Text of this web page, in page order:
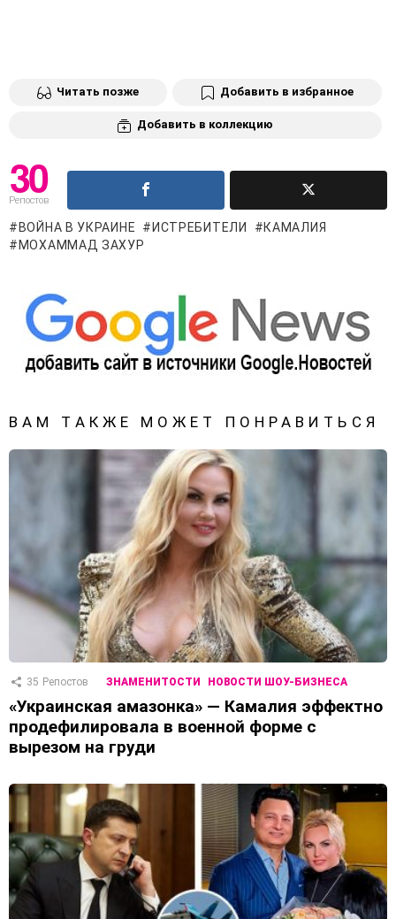
Читать позже Добавить в избранное
Добавить в коллекцию
30
Репостов
ВОЙНА В УКРАИНЕ ИСТРЕБИТЕЛИ
КАМАЛИЯ
МОХАММАД ЗАХУР
ВАМ ТАКЖЕ МОЖЕТ ПОНРАВИТЬСЯ
35 Репостов ЗНАМЕНИТОСТИ НОВОСТИ ШОУ-БИЗНЕСА
«Украинская амазонка» — Камалия эффектно
продефилировала в военной форме с
вырезом на груди